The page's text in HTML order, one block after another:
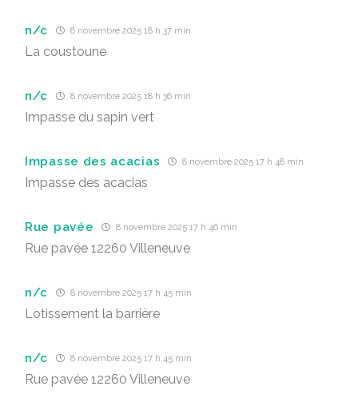
n/c 8 novembre 2025 18 h 37 min
La coustoune
n/c 8 novembre 2025 18 h 36 min
Impasse du sapin vert
Impasse des acacias 8 novembre 2025 17 h 48 min
Impasse des acacias
Rue pavée 8 novembre 2025 17 h 46 min
Rue pavée 12260 Villeneuve
n/c 8 novembre 2025 17 h 45 min
Lotissement la barrière
n/c 8 novembre 2025 17 h 45 min
Rue pavée 12260 Villeneuve